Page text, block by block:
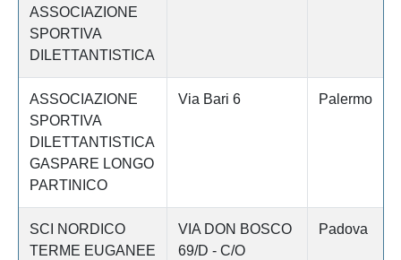
ASSOCIAZIONE
SPORTIVA
DILETTANTISTICA
ASSOCIAZIONE
SPORTIVA
DILETTANTISTICA
GASPARE LONGO
PARTINICO
Via Bari 6 Palermo
SCI NORDICO
TERME EUGANEE
VIA DON BOSCO
69/D - C/O
Padova